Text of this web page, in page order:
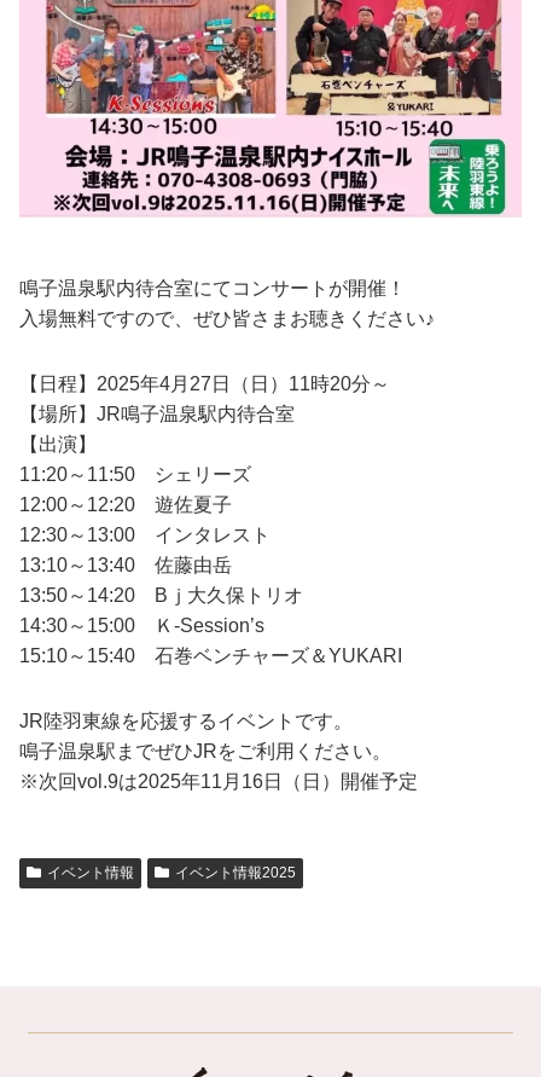
鳴子温泉駅内待合室にてコンサートが開催！
入場無料ですので、ぜひ皆さまお聴きください♪
【日程】2025年4月27日（日）11時20分～
【場所】JR鳴子温泉駅内待合室
【出演】
11:20～11:50 シェリーズ
12:00～12:20 遊佐夏子
12:30～13:00 インタレスト
13:10～13:40 佐藤由岳
13:50～14:20 Bｊ大久保トリオ
14:30～15:00 Ｋ-Session’s
15:10～15:40 石巻ベンチャーズ＆YUKARI
JR陸羽東線を応援するイベントです。
鳴子温泉駅までぜひJRをご利用ください。
※次回vol.9は2025年11月16日（日）開催予定
イベント情報 イベント情報2025